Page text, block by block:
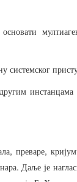
основати
системског
другим инстанцама
, преваре,
.Даље је